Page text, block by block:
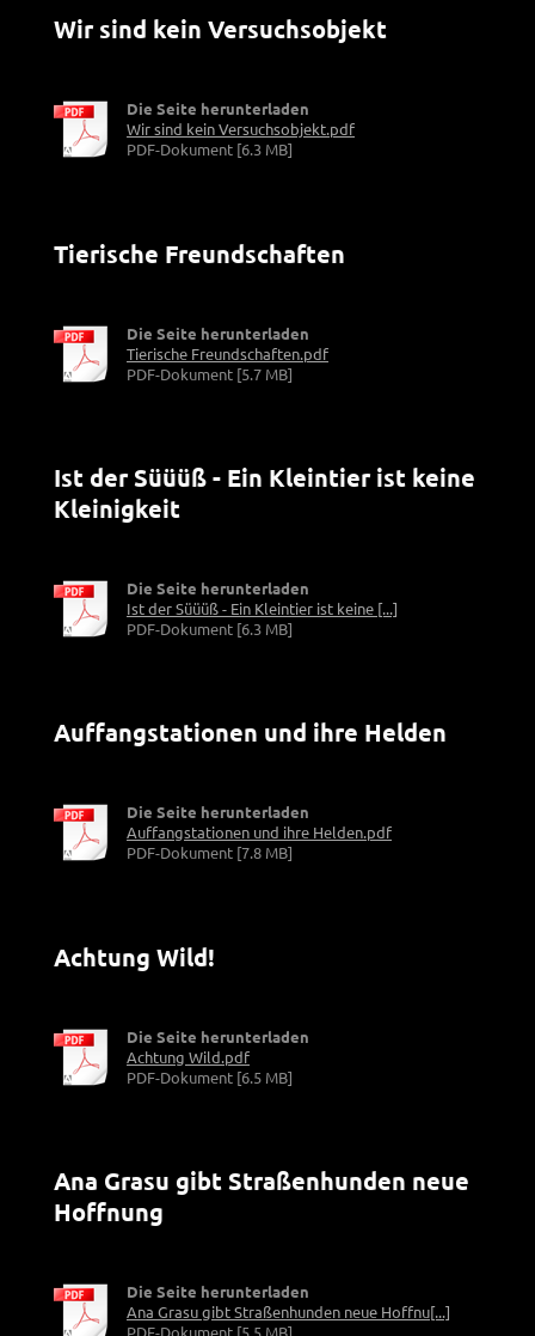
Wir sind kein Versuchsobjekt
Die Seite herunterladen
Wir sind kein Versuchsobjekt.pdf
PDF-Dokument [6.3 MB]
Tierische Freundschaften
Die Seite herunterladen
Tierische Freundschaften.pdf
PDF-Dokument [5.7 MB]
Ist der Süüüß - Ein Kleintier ist keine
Kleinigkeit
Die Seite herunterladen
Ist der Süüüß - Ein Kleintier ist keine [...]
PDF-Dokument [6.3 MB]
Auffangstationen und ihre Helden
Die Seite herunterladen
Auffangstationen und ihre Helden.pdf
PDF-Dokument [7.8 MB]
Achtung Wild!
Die Seite herunterladen
Achtung Wild.pdf
PDF-Dokument [6.5 MB]
Ana Grasu gibt Straßenhunden neue
Hoffnung
Die Seite herunterladen
Ana Grasu gibt Straßenhunden neue Hoffnu[...]